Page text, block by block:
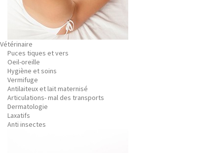
Vétérinaire
Puces tiques et vers
Oeil-oreille
Hygiène et soins
Vermifuge
Antilaiteux et lait maternisé
Articulations- mal des transports
Dermatologie
Laxatifs
Anti insectes